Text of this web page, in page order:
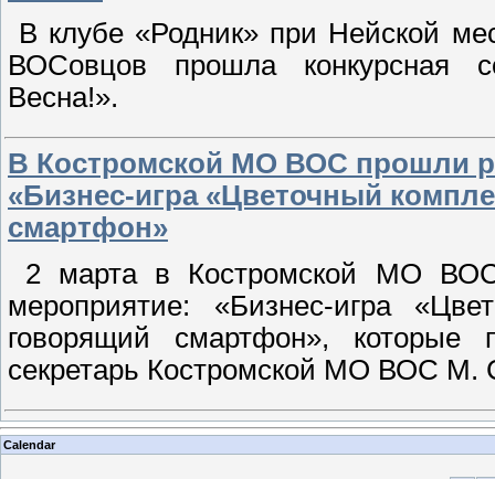
В клубе «Родник» при Нейской
ВОСовцов прошла конкурсная
Весна!».
В Костромской МО ВОС прошли
«Бизнес-игра «Цветочный
смартфон»
2 марта в Костромской МО ВОС
мероприятие: «Бизнес-игра
говорящий смартфон», которые
секретарь Костромской МО ВОС
Calendar